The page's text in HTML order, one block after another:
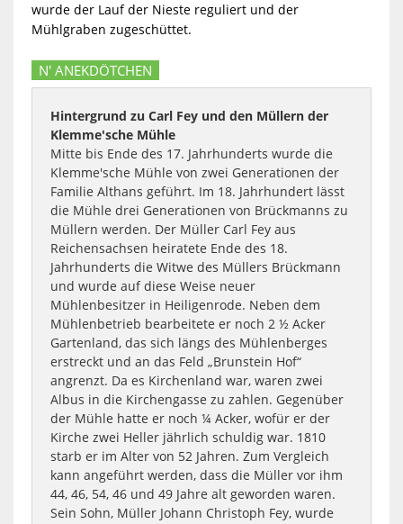
wurde der Lauf der Nieste reguliert und der
Mühlgraben zugeschüttet.
N' ANEKDÖTCHEN
Hintergrund zu Carl Fey und den Müllern der
Klemme'sche Mühle
Mitte bis Ende des 17. Jahrhunderts wurde die
Klemme'sche Mühle von zwei Generationen der
Familie Althans geführt. Im 18. Jahrhundert lässt
die Mühle drei Generationen von Brückmanns zu
Müllern werden. Der Müller Carl Fey aus
Reichensachsen heiratete Ende des 18.
Jahrhunderts die Witwe des Müllers Brückmann
und wurde auf diese Weise neuer
Mühlenbesitzer in Heiligenrode. Neben dem
Mühlenbetrieb bearbeitete er noch 2 ½ Acker
Gartenland, das sich längs des Mühlenberges
erstreckt und an das Feld „Brunstein Hof“
angrenzt. Da es Kirchenland war, waren zwei
Albus in die Kirchengasse zu zahlen. Gegenüber
der Mühle hatte er noch ¼ Acker, wofür er der
Kirche zwei Heller jährlich schuldig war. 1810
starb er im Alter von 52 Jahren. Zum Vergleich
kann angeführt werden, dass die Müller vor ihm
44, 46, 54, 46 und 49 Jahre alt geworden waren.
Sein Sohn, Müller Johann Christoph Fey, wurde